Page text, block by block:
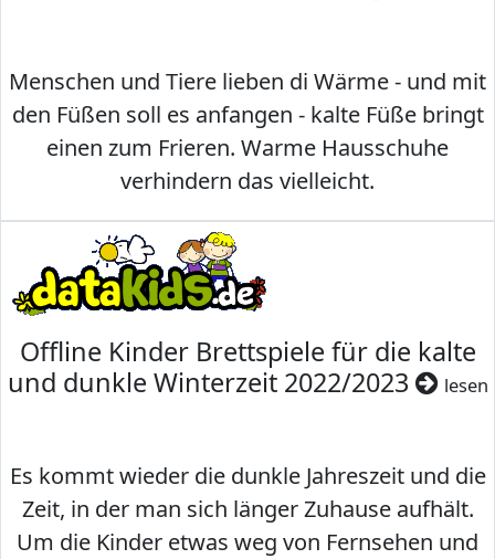
Menschen und Tiere lieben di Wärme - und mit
den Füßen soll es anfangen - kalte Füße bringt
einen zum Frieren. Warme Hausschuhe
verhindern das vielleicht.
Offline Kinder Brettspiele für die kalte
und dunkle Winterzeit 2022/2023
lesen
Es kommt wieder die dunkle Jahreszeit und die
Zeit, in der man sich länger Zuhause aufhält.
Um die Kinder etwas weg von Fernsehen und